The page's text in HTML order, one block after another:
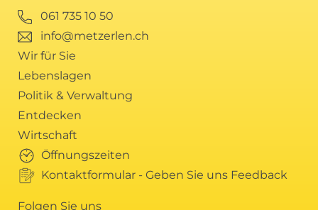
061 735 10 50
info@metzerlen.ch
Wir für Sie
Lebenslagen
Politik & Verwaltung
Entdecken
Wirtschaft
Öffnungszeiten
Kontaktformular - Geben Sie uns Feedback
Folgen Sie uns